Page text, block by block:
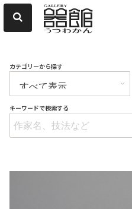
カテゴリーから探す
キーワードで検索する